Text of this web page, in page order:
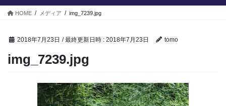
ス
ン
HOME メディア img_7239.jpg
2018年7月23日 / 最終更新日時 : 2018年7月23日 tomo
img_7239.jpg